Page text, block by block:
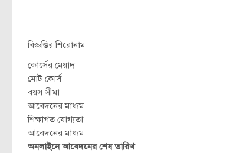
বিজ্ঞপ্তির শিরোনাম
কোর্সের মেয়াদ
মোট কোর্স
বয়স সীমা
আবেদনের মাধ্যম
শিক্ষাগত যোগ্যতা
আবেদনের মাধ্যম
অনলাইনে আবেদনের শেষ তারিখ